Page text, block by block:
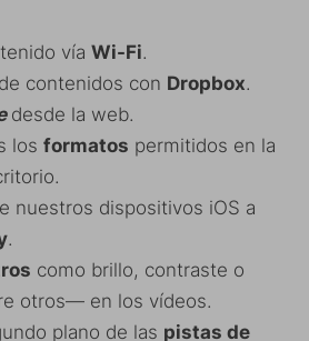
vía Wi-Fi.
de contenidos con Dropbox.
desde la web.
los formatos permitidos en la
nuestros dispositivos iOS a
.
como brillo, contraste o
otros— en los vídeos.
plano de las pistas de